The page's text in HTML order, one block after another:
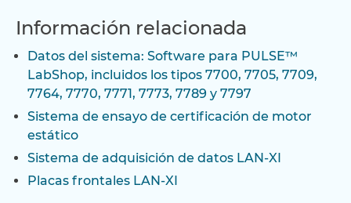
Información relacionada
Datos del sistema: Software para PULSE™
LabShop, incluidos los tipos 7700, 7705, 7709,
7764, 7770, 7771, 7773, 7789 y 7797
Sistema de ensayo de certificación de motor
estático
Sistema de adquisición de datos LAN-XI
Placas frontales LAN-XI